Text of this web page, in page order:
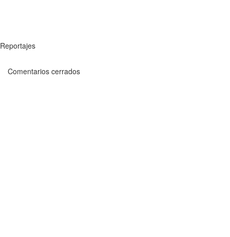
Reportajes
Comentarios cerrados